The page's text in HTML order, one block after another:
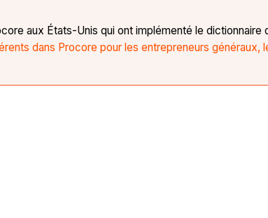
aux États-Unis qui ont implémenté le
dans Procore pour les entrepreneurs généraux,